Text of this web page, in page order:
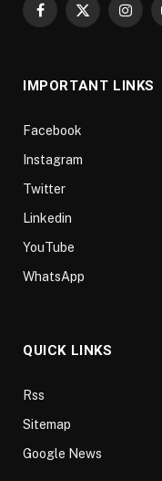
Facebook
X
IMPORTANT LINKS
Facebook
Instagram
Twitter
Linkedin
YouTube
WhatsApp
QUICK LINKS
Rss
Sitemap
Google News